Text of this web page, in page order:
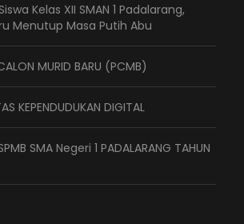
Kelas XII SMAN 1 Padalarang,
Menutup Masa Putih Abu
MURID BARU (PCMB)
KEPENDUDUKAN DIGITAL
SMA Negeri 1 PADALARANG TAHUN